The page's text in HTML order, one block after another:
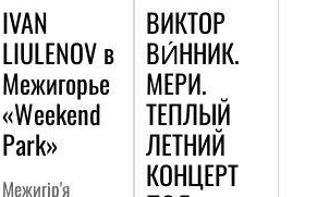
IVAN
LIULENOV в
Межигорье
«Weekend
Park»
Межигір'я
ВИКТОР
ВИ́ННИК.
МЕРИ.
ТЕПЛЫЙ
ЛЕТНИЙ
КОНЦЕРТ